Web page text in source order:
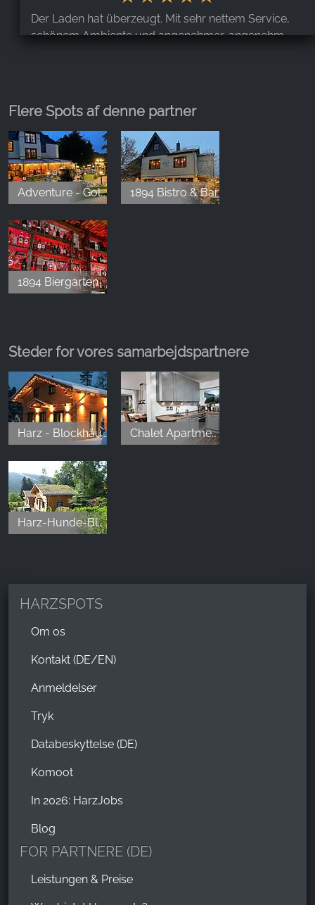
Der Laden hat überzeugt. Mit sehr nettem Service,
schönem Ambiente und angenehmer, angenehm
empfehlenswert.
Valli,
Jan 4, 2026
Am Samstag Nachmittag einfach mal reingeschaut
und sofort lieb empfangen worden, obwohl wir nicht
reserviert hatten und es wahnsinnig voll war. :) Das
Ambiente ist so süß. Total urig und schön
geschmückt. Wir haben Apfelstrudel gegessen und
dazu eine heiße Schokolade getrunken und beides
M. Z.,
Nov 24, 2025
Soooo begeistert von diesem schönen Lokal! Ich
erst abgeschreckt hat, weil wir gerne gemütlich
etwas essen wollten… aber hallo??? Wie
wunderschön ist bitte dieser Ort? Ich bin begeistert!
Sowohl vom Essen als auch dem Personal! Aber am
liebevoll empfangenen worden. Die Cocktails haben
uns in gute Laune versetzt. Ganz tolle
Kompositionen. Die Einrichtung total toll und urig
gestalltet, sehr gemütlich.... Hervorzuheben sind das
auf jeden Fall wieder.
Flere Spots af denne partner
Adventure - Golf - Anlage 1894 Bistro & Bar
1894 Biergarten
Steder for vores samarbejdspartnere
Harz - Blockhäuser Chalet Apartments
Harz-Hunde-Blockhäuser
HARZSPOTS
Om os
Kontakt (DE/EN)
Anmeldelser
Tryk
Databeskyttelse (DE)
Komoot
In 2026: HarzJobs
Blog
FOR PARTNERE (DE)
Leistungen & Preise